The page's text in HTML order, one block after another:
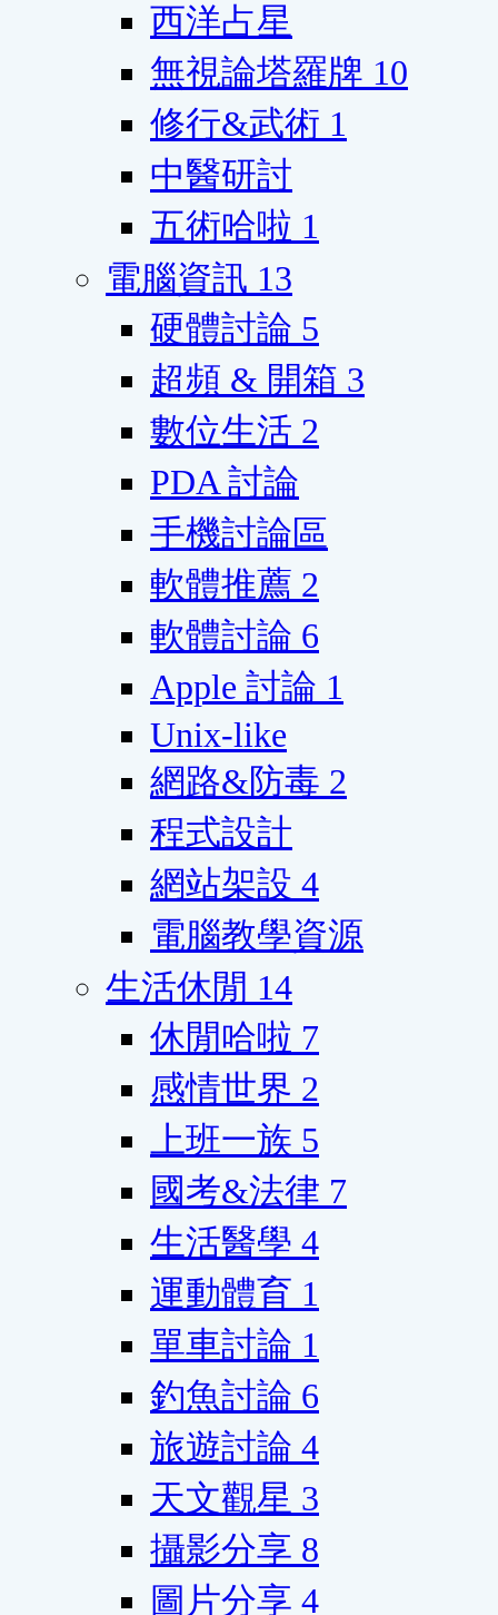
西洋占星
無視論塔羅牌 10
修行&武術 1
中醫研討
五術哈啦 1
電腦資訊 13
硬體討論 5
超頻 & 開箱 3
數位生活 2
PDA 討論
手機討論區
軟體推薦 2
軟體討論 6
Apple 討論 1
Unix-like
網路&防毒 2
程式設計
網站架設 4
電腦教學資源
生活休閒 14
休閒哈啦 7
感情世界 2
上班一族 5
國考&法律 7
生活醫學 4
運動體育 1
單車討論 1
釣魚討論 6
旅遊討論 4
天文觀星 3
攝影分享 8
圖片分享 4